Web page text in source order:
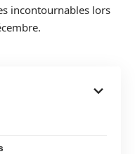
incontournables lors